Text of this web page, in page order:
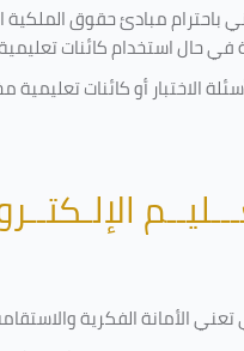
باحترام مبادئ حقوق
في حال استخدام كائنات
الاختبار أو كائنات
تعني الأمانة الفكرية